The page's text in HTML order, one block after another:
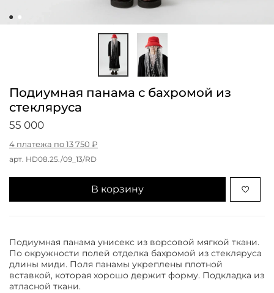
арт. HD08.25./09_13/RD
Подиумная панама с бахромой из
стекляруса
55 000
4 платежа по 13 750 ₽
В корзину
Подиумная панама унисекс из ворсовой мягкой ткани.
По окружности полей отделка бахромой из стекляруса
длины миди. Поля панамы укреплены плотной
вставкой, которая хорошо держит форму. Подкладка из
атласной ткани.